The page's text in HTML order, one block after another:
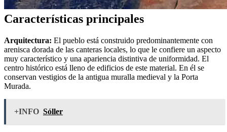
Características principales
Arquitectura: El pueblo está construido predominantemente con
arenisca dorada de las canteras locales, lo que le confiere un aspecto
muy característico y una apariencia distintiva de uniformidad. El
centro histórico está lleno de edificios de este material. En él se
conservan vestigios de la antigua muralla medieval y la Porta
Murada.
+INFO Sóller